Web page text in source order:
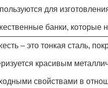
для
банки,
– это тонкая сталь,
красивым
свойствами в